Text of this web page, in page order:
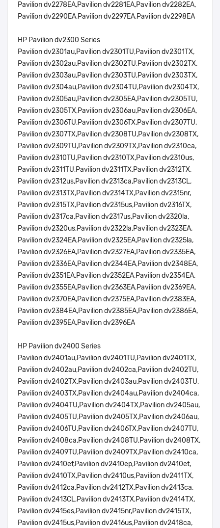
Pavilion dv2278EA,Pavilion dv2281EA,Pavilion dv2282EA,
Pavilion dv2290EA,Pavilion dv2297EA,Pavilion dv2298EA
HP Pavilion dv2300 Series
Pavilion dv2301au,Pavilion dv2301TU,Pavilion dv2301TX,
Pavilion dv2302au,Pavilion dv2302TU,Pavilion dv2302TX,
Pavilion dv2303au,Pavilion dv2303TU,Pavilion dv2303TX,
Pavilion dv2304au,Pavilion dv2304TU,Pavilion dv2304TX,
Pavilion dv2305au,Pavilion dv2305EA,Pavilion dv2305TU,
Pavilion dv2305TX,Pavilion dv2306au,Pavilion dv2306EA,
Pavilion dv2306TU,Pavilion dv2306TX,Pavilion dv2307TU,
Pavilion dv2307TX,Pavilion dv2308TU,Pavilion dv2308TX,
Pavilion dv2309TU,Pavilion dv2309TX,Pavilion dv2310ca,
Pavilion dv2310TU,Pavilion dv2310TX,Pavilion dv2310us,
Pavilion dv2311TU,Pavilion dv2311TX,Pavilion dv2312TX,
Pavilion dv2312us,Pavilion dv2313ca,Pavilion dv2313CL,
Pavilion dv2313TX,Pavilion dv2314TX,Pavilion dv2315nr,
Pavilion dv2315TX,Pavilion dv2315us,Pavilion dv2316TX,
Pavilion dv2317ca,Pavilion dv2317us,Pavilion dv2320la,
Pavilion dv2320us,Pavilion dv2322la,Pavilion dv2323EA,
Pavilion dv2324EA,Pavilion dv2325EA,Pavilion dv2325la,
Pavilion dv2326EA,Pavilion dv2327EA,Pavilion dv2335EA,
Pavilion dv2336EA,Pavilion dv2344EA,Pavilion dv2348EA,
Pavilion dv2351EA,Pavilion dv2352EA,Pavilion dv2354EA,
Pavilion dv2355EA,Pavilion dv2363EA,Pavilion dv2369EA,
Pavilion dv2370EA,Pavilion dv2375EA,Pavilion dv2383EA,
Pavilion dv2384EA,Pavilion dv2385EA,Pavilion dv2386EA,
Pavilion dv2395EA,Pavilion dv2396EA
HP Pavilion dv2400 Series
Pavilion dv2401au,Pavilion dv2401TU,Pavilion dv2401TX,
Pavilion dv2402au,Pavilion dv2402ca,Pavilion dv2402TU,
Pavilion dv2402TX,Pavilion dv2403au,Pavilion dv2403TU,
Pavilion dv2403TX,Pavilion dv2404au,Pavilion dv2404ca,
Pavilion dv2404TU,Pavilion dv2404TX,Pavilion dv2405au,
Pavilion dv2405TU,Pavilion dv2405TX,Pavilion dv2406au,
Pavilion dv2406TU,Pavilion dv2406TX,Pavilion dv2407TU,
Pavilion dv2408ca,Pavilion dv2408TU,Pavilion dv2408TX,
Pavilion dv2409TU,Pavilion dv2409TX,Pavilion dv2410ca,
Pavilion dv2410ef,Pavilion dv2410ep,Pavilion dv2410et,
Pavilion dv2410TX,Pavilion dv2410us,Pavilion dv2411TX,
Pavilion dv2412ca,Pavilion dv2412TX,Pavilion dv2413ca,
Pavilion dv2413CL,Pavilion dv2413TX,Pavilion dv2414TX,
Pavilion dv2415es,Pavilion dv2415nr,Pavilion dv2415TX,
Pavilion dv2415us,Pavilion dv2416us,Pavilion dv2418ca,